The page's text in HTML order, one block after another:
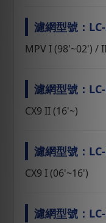
濾網型號：
MPV I (98'~02') /
濾網型號：
CX9 II (16'~)
濾網型號：
CX9 I (06'~16')
濾網型號：